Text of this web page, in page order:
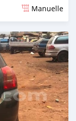
Manuelle